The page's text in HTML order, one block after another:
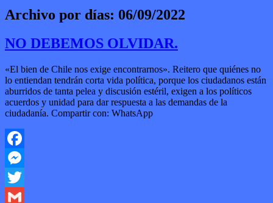
Archivo por días: 06/09/2022
NO DEBEMOS OLVIDAR.
«El bien de Chile nos exige encontrarnos». Reitero que quiénes no
lo entiendan tendrán corta vida política, porque los ciudadanos están
aburridos de tanta pelea y discusión estéril, exigen a los políticos
acuerdos y unidad para dar respuesta a las demandas de la
ciudadanía. Compartir con: WhatsApp
Facebook
Messenger
Twitter